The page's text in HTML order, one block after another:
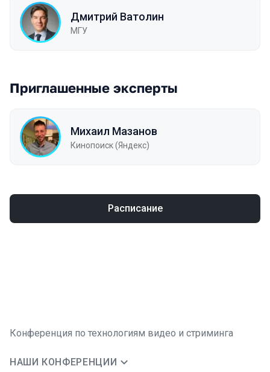
Дмитрий Ватолин
МГУ
Приглашенные эксперты
Михаил Мазанов
Кинопоиск (Яндекс)
Расписание
Конференция по технологиям видео и стриминга
НАШИ КОНФЕРЕНЦИИ